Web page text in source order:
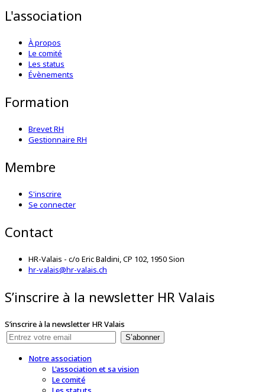
L'association
À propos
Le comité
Les status
Évènements
Formation
Brevet RH
Gestionnaire RH
Membre
S'inscrire
Se connecter
Contact
HR-Valais - c/o Eric Baldini, CP 102, 1950 Sion
hr-valais@hr-valais.ch
S’inscrire à la newsletter HR Valais
S’inscrire à la newsletter HR Valais
S’abonner
Notre association
L'association et sa vision
Le comité